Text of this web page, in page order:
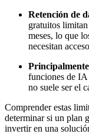
Retención de
gratuitos
meses, lo que
necesitan
funciones de IA
no suele ser el
Comprender estas
determinar si un plan
invertir en una